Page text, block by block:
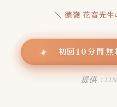
＼ 徳嶺 花音先
✦ 初回10分間無
提供：